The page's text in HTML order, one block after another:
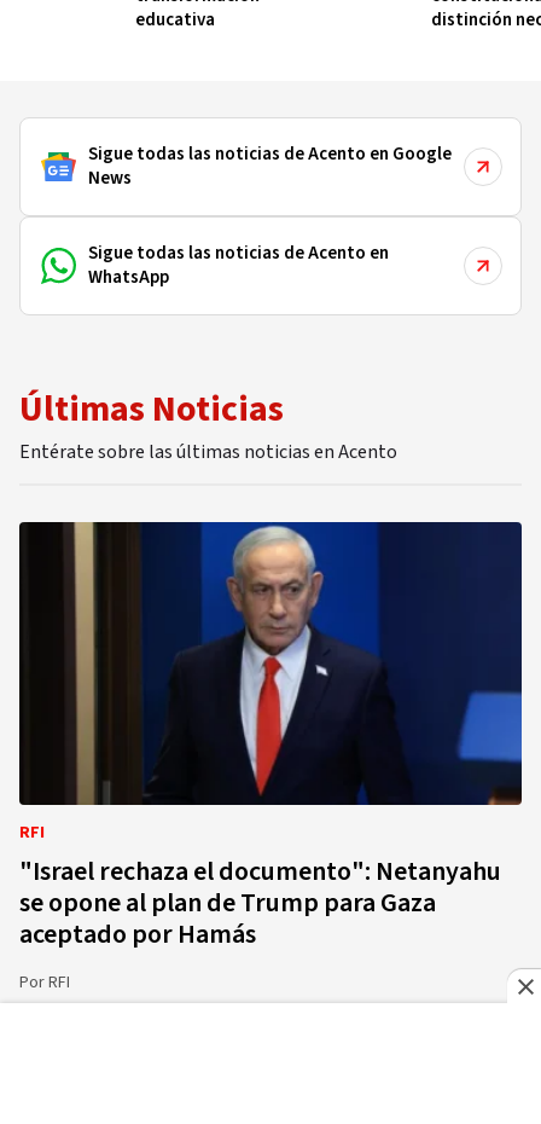
educativa
distinción
Sigue todas las noticias de Acento en Google
News
Sigue todas las noticias de Acento en
WhatsApp